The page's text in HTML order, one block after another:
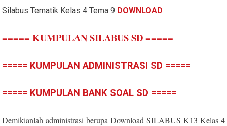
Silabus Tematik Kelas 4 Tema 9 DOWNLOAD
===== KUMPULAN SILABUS SD =====
===== KUMPULAN ADMINISTRASI SD =====
===== KUMPULAN BANK SOAL SD =====
Demikianlah administrasi berupa Download SILABUS K13 Kelas 4